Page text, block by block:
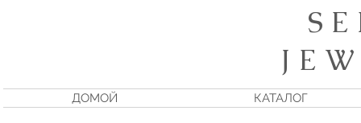
S
J E
ДОМОЙ КАТАЛОГ